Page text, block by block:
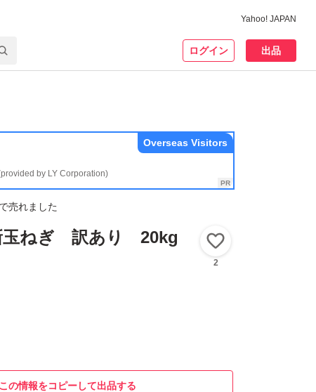
Yahoo! JAPAN
ログイン 出品
by LY Corporation)
Overseas Visitors
で売れました
ねぎ 訳あり 20kg
2
この情報をコピーして出品する